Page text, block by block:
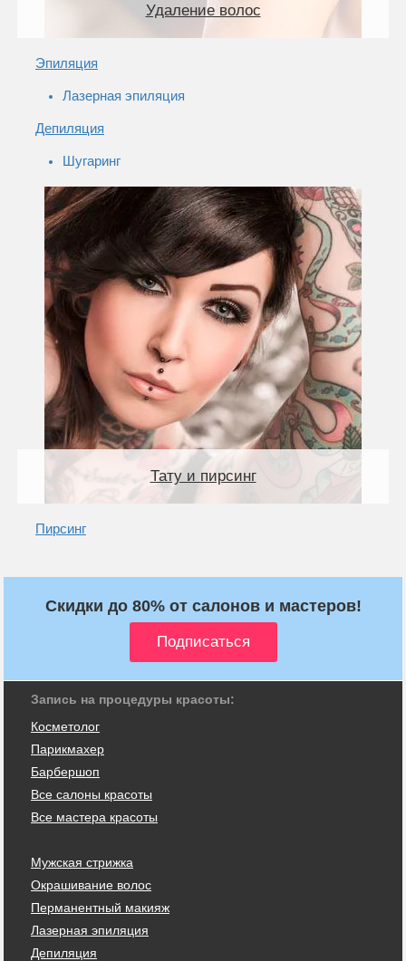
Удаление волос
Эпиляция
Лазерная эпиляция
Депиляция
Шугаринг
Тату и пирсинг
Пирсинг
Скидки до 80% от салонов и мастеров!
Запись на процедуры красоты:
Косметолог
Парикмахер
Барбершоп
Все салоны красоты
Все мастера красоты
Мужская стрижка
Окрашивание волос
Перманентный макияж
Лазерная эпиляция
Депиляция